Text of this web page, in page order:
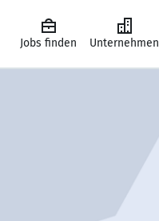
Jobs finden Unternehmen